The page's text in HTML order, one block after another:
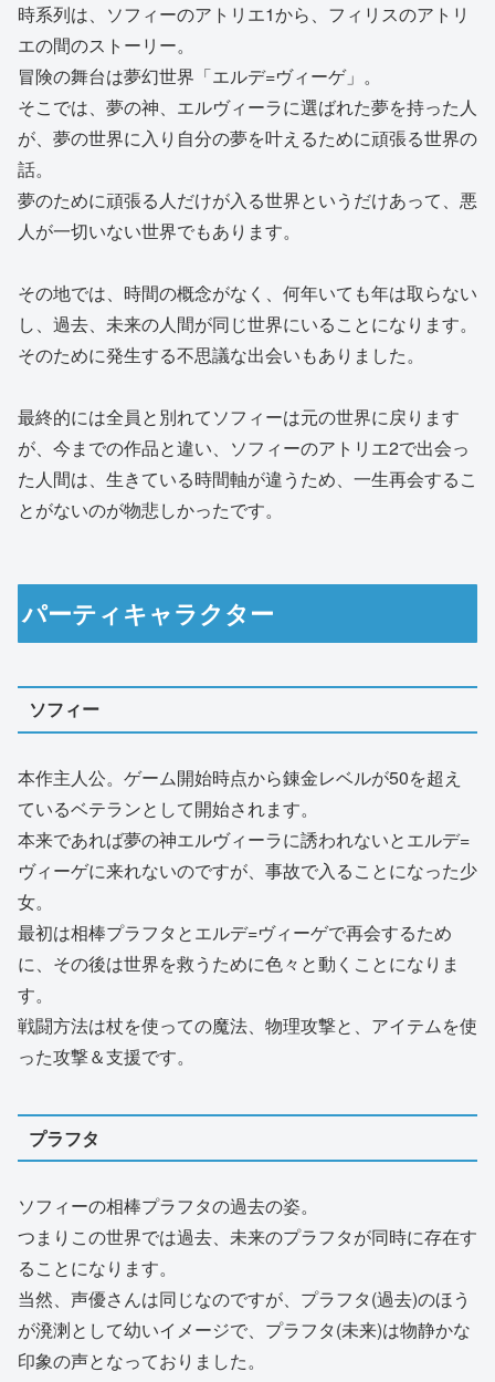
時系列は、ソフィーのアトリエ1から、フィリスのアトリ
エの間のストーリー。
冒険の舞台は夢幻世界「エルデ=ヴィーゲ」。
そこでは、夢の神、エルヴィーラに選ばれた夢を持った人
が、夢の世界に入り自分の夢を叶えるために頑張る世界の
話。
夢のために頑張る人だけが入る世界というだけあって、悪
人が一切いない世界でもあります。
その地では、時間の概念がなく、何年いても年は取らない
し、過去、未来の人間が同じ世界にいることになります。
そのために発生する不思議な出会いもありました。
最終的には全員と別れてソフィーは元の世界に戻ります
が、今までの作品と違い、ソフィーのアトリエ2で出会っ
た人間は、生きている時間軸が違うため、一生再会するこ
とがないのが物悲しかったです。
パーティキャラクター
ソフィー
本作主人公。ゲーム開始時点から錬金レベルが50を超え
ているベテランとして開始されます。
本来であれば夢の神エルヴィーラに誘われないとエルデ=
ヴィーゲに来れないのですが、事故で入ることになった少
女。
最初は相棒プラフタとエルデ=ヴィーゲで再会するため
に、その後は世界を救うために色々と動くことになりま
す。
戦闘方法は杖を使っての魔法、物理攻撃と、アイテムを使
った攻撃＆支援です。
プラフタ
ソフィーの相棒プラフタの過去の姿。
つまりこの世界では過去、未来のプラフタが同時に存在す
ることになります。
当然、声優さんは同じなのですが、プラフタ(過去)のほう
が溌溂として幼いイメージで、プラフタ(未来)は物静かな
印象の声となっておりました。